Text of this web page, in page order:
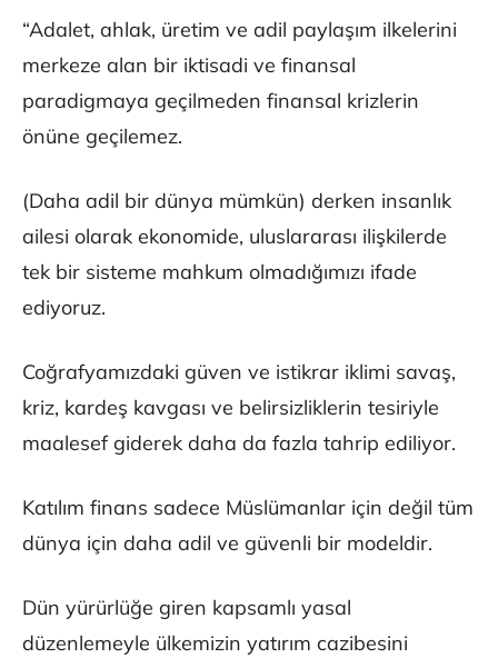
“Adalet, ahlak, üretim ve adil paylaşım ilkelerini
merkeze alan bir iktisadi ve finansal
paradigmaya geçilmeden finansal krizlerin
önüne geçilemez.
(Daha adil bir dünya mümkün) derken insanlık
ailesi olarak ekonomide, uluslararası ilişkilerde
tek bir sisteme mahkum olmadığımızı ifade
ediyoruz.
Coğrafyamızdaki güven ve istikrar iklimi savaş,
kriz, kardeş kavgası ve belirsizliklerin tesiriyle
maalesef giderek daha da fazla tahrip ediliyor.
Katılım finans sadece Müslümanlar için değil tüm
dünya için daha adil ve güvenli bir modeldir.
Dün yürürlüğe giren kapsamlı yasal
düzenlemeyle ülkemizin yatırım cazibesini